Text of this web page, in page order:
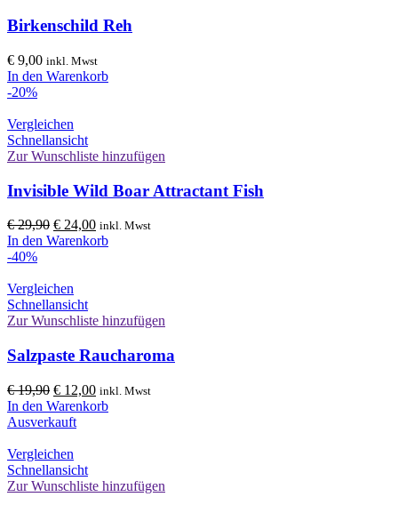
Birkenschild Reh
€ 9,00 inkl. Mwst
In den Warenkorb
-20%
Vergleichen
Schnellansicht
Zur Wunschliste hinzufügen
Invisible Wild Boar Attractant Fish
€29,90 Ursprünglicher
Preis
€ 24,00Aktueller
Preis
inkl. Mwst
In den Warenkorb
-40%
Vergleichen
Schnellansicht
Zur Wunschliste hinzufügen
Salzpaste Raucharoma
€19,90 Ursprünglicher
Preis
war:
€ 12,00Aktueller
Preis
inkl. Mwst
In den Warenkorb
Ausverkauft
Vergleichen
Schnellansicht
Zur Wunschliste hinzufügen